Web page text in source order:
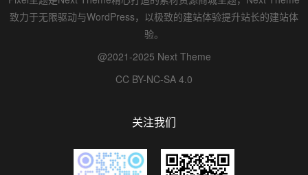
致力于无限驱动与WordPress，以极致的建站体验提升站长的建站体
验。
@2021-2025 Next Theme
CC BY-NC-SA 4.0
关注我们